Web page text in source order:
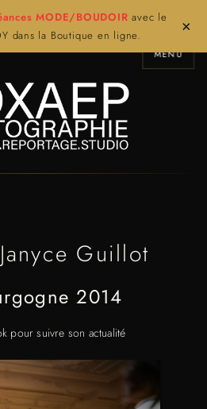
MODE/BOUDOIR avec le
dans la Boutique en ligne.
×
MENU
Guillot
2014
pour suivre son actualité